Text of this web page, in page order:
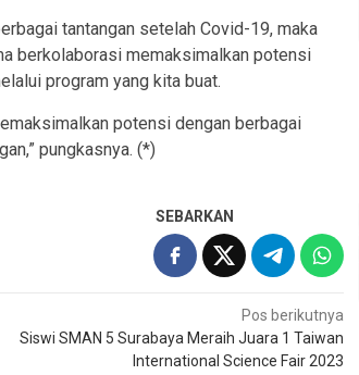
tantangan setelah Covid-19, maka
berkolaborasi memaksimalkan potensi
program yang kita buat.
potensi dengan berbagai
pungkasnya. (*)
SEBARKAN
Pos berikutnya
Siswi SMAN 5 Surabaya Meraih Juara 1 Taiwan
International Science Fair 2023